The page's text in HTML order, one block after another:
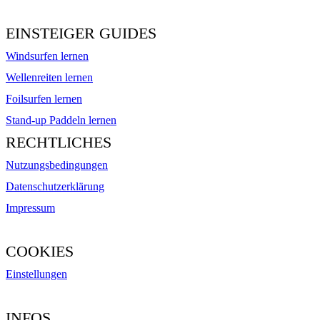
EINSTEIGER GUIDES
Windsurfen lernen
Wellenreiten lernen
Foilsurfen lernen
Stand-up Paddeln lernen
RECHTLICHES
Nutzungsbedingungen
Datenschutzerklärung
Impressum
COOKIES
Einstellungen